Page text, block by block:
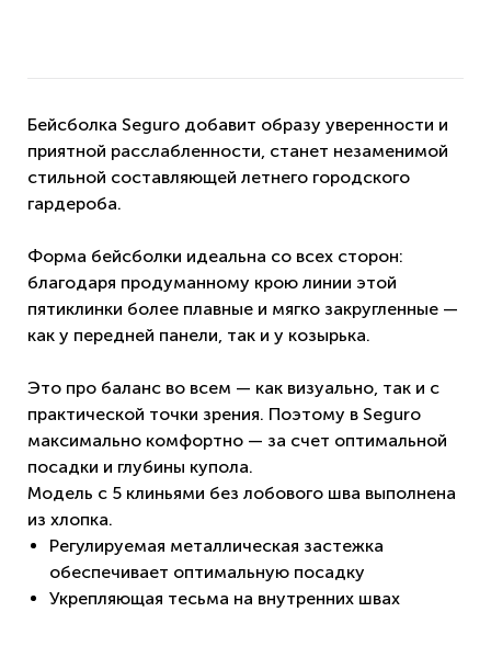
Бейсболка Seguro добавит образу уверенности и
приятной расслабленности, станет незаменимой
стильной составляющей летнего городского
гардероба.
Форма бейсболки идеальна со всех сторон:
благодаря продуманному крою линии этой
пятиклинки более плавные и мягко закругленные —
как у передней панели, так и у козырька.
Это про баланс во всем — как визуально, так и с
практической точки зрения. Поэтому в Seguro
максимально комфортно — за счет оптимальной
посадки и глубины купола.
Модель с 5 клиньями без лобового шва выполнена
из хлопка.
Регулируемая металлическая застежка
обеспечивает оптимальную посадку
Укрепляющая тесьма на внутренних швах